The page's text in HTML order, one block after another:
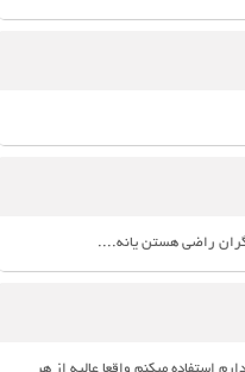
راضی هستن یانه....
استفاده میکنم واقعا عالیه از هر